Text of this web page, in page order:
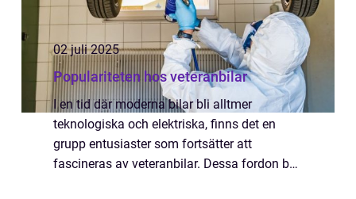
02 juli 2025
Populariteten hos veteranbilar
I en tid där moderna bilar bli alltmer
teknologiska och elektriska, finns det en
grupp entusiaster som fortsätter att
fascineras av veteranbilar. Dessa fordon bär